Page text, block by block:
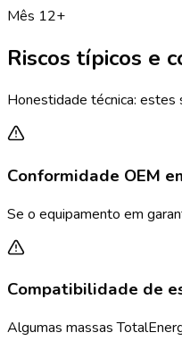
Mês 12+
Riscos típicos e
Honestidade técnica: estes
Conformidade OEM
Se o equipamento em
Compatibilidade de
Algumas massas